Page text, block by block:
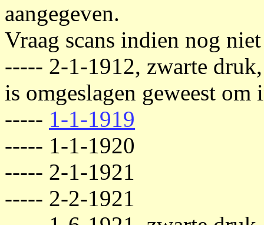
aangegeven.
Vraag scans indien nog
----- 2-1-1912, zwarte
is omgeslagen geweest om
----- 1-1-1919
----- 1-1-1920
----- 2-1-1921
----- 2-2-1921